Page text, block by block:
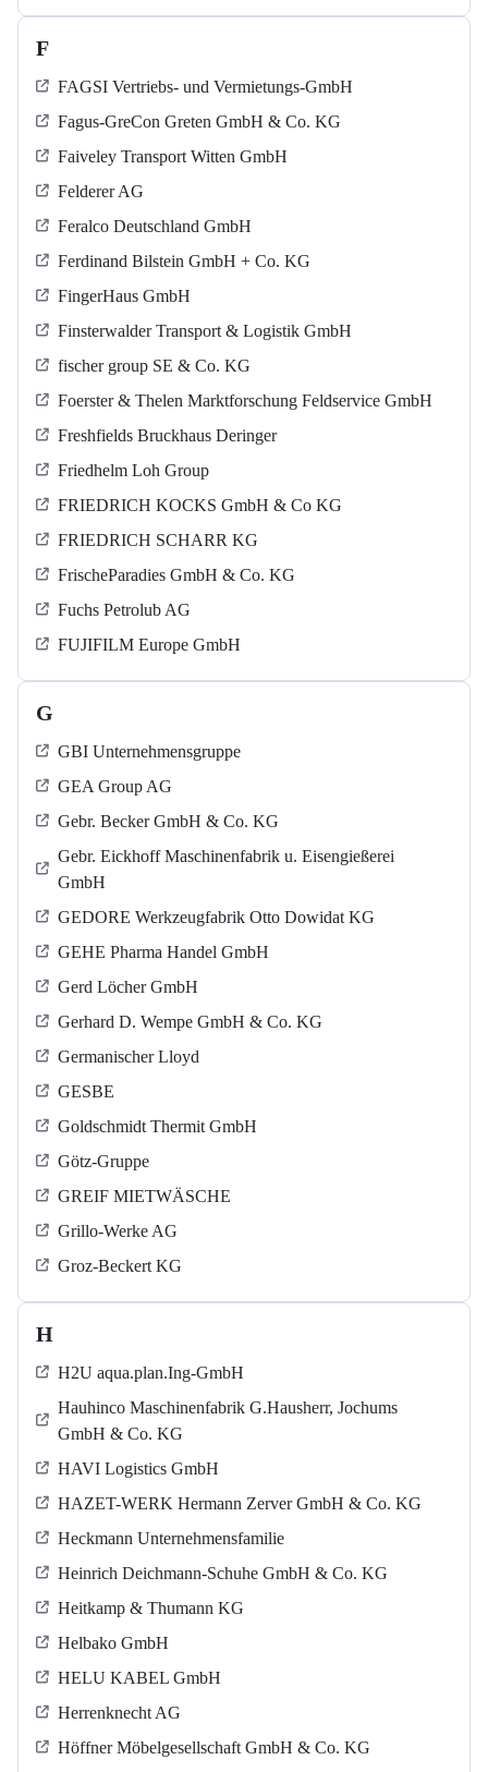
F
FAGSI Vertriebs- und Vermietungs-GmbH
Fagus-GreCon Greten GmbH & Co. KG
Faiveley Transport Witten GmbH
Felderer AG
Feralco Deutschland GmbH
Ferdinand Bilstein GmbH + Co. KG
FingerHaus GmbH
Finsterwalder Transport & Logistik GmbH
fischer group SE & Co. KG
Foerster & Thelen Marktforschung Feldservice GmbH
Freshfields Bruckhaus Deringer
Friedhelm Loh Group
FRIEDRICH KOCKS GmbH & Co KG
FRIEDRICH SCHARR KG
FrischeParadies GmbH & Co. KG
Fuchs Petrolub AG
FUJIFILM Europe GmbH
G
GBI Unternehmensgruppe
GEA Group AG
Gebr. Becker GmbH & Co. KG
Gebr. Eickhoff Maschinenfabrik u. Eisengießerei
GmbH
GEDORE Werkzeugfabrik Otto Dowidat KG
GEHE Pharma Handel GmbH
Gerd Löcher GmbH
Gerhard D. Wempe GmbH & Co. KG
Germanischer Lloyd
GESBE
Goldschmidt Thermit GmbH
Götz-Gruppe
GREIF MIETWÄSCHE
Grillo-Werke AG
Groz-Beckert KG
H
H2U aqua.plan.Ing-GmbH
Hauhinco Maschinenfabrik G.Hausherr, Jochums
GmbH & Co. KG
HAVI Logistics GmbH
HAZET-WERK Hermann Zerver GmbH & Co. KG
Heckmann Unternehmensfamilie
Heinrich Deichmann-Schuhe GmbH & Co. KG
Heitkamp & Thumann KG
Helbako GmbH
HELU KABEL GmbH
Herrenknecht AG
Höffner Möbelgesellschaft GmbH & Co. KG